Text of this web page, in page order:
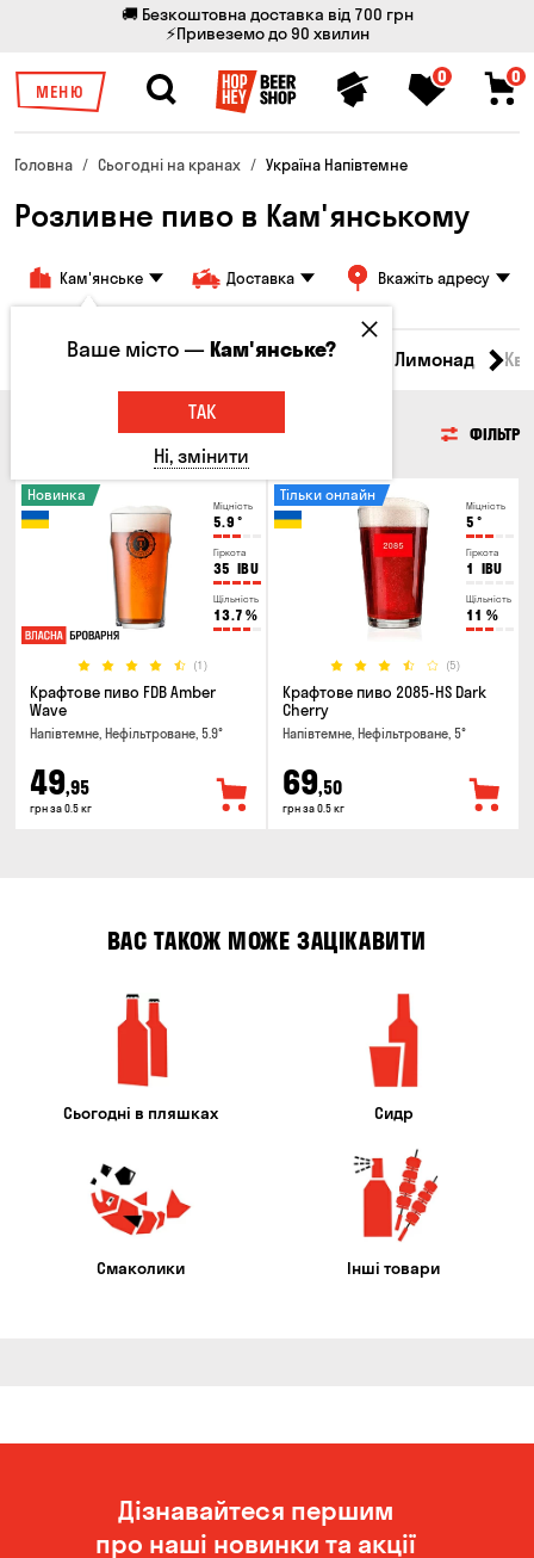
🚚 Безкоштовна доставка від 700 грн
⚡Привеземо до 90 хвилин
МЕНЮ
0 0
Головна Сьогодні на кранах Україна Напівтемне
Розливне пиво в Кам'янському
Кам'янське Доставка Вкажіть адресу
Всі товари Пиво Сидр Вино Лимонад
ФІЛЬТР
Міцність
5.9 °
Гіркота
35 IBU
Щільність
13.7 %
(1)
Новинка
Крафтове пиво FDB Amber
Wave
Напівтемне, Нефільтроване, 5.9°
49,95
грн за 0.5 кг
Міцність
5 °
Гіркота
1 IBU
Щільність
11 %
(5)
Тільки онлайн
Крафтове пиво 2085-HS Dark
Cherry
Напівтемне, Нефільтроване, 5°
69,50
грн за 0.5 кг
ВАС ТАКОЖ МОЖЕ ЗАЦІКАВИТИ
Сьогодні в пляшках Сидр
Смаколики Інші товари
Дізнавайтеся першим
про наші новинки та акції
Ваше місто —Кам'янське?
ТАК
Ні, змінити